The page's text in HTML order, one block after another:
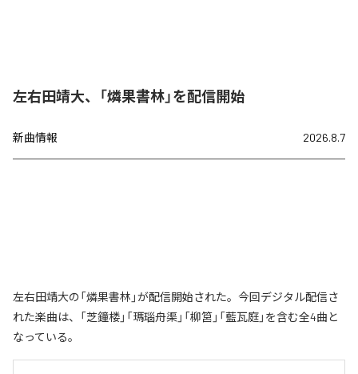
左右田靖大、「燐果書林」を配信開始
新曲情報 2026.8.7
左右田靖大の「燐果書林」が配信開始された。今回デジタル配信さ
れた楽曲は、「芝鐘楼」「瑪瑙舟渠」「柳筥」「藍瓦庭」を含む全4曲と
なっている。